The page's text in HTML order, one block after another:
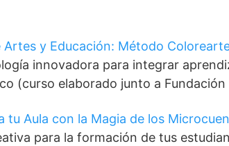
Artes y Educación: Método
innovadora para integrar
(curso elaborado junto a
tu Aula con la Magia de los
para la formación de tus